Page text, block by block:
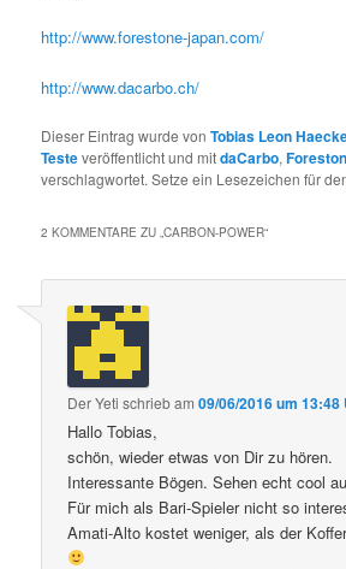
http://www.forestone-japan.com/
http://www.dacarbo.ch/
Dieser Eintrag wurde vonTobias Leon
Testeveröffentlicht und mitdaCarbo,
verschlagwortet. Setze ein Lesezeichen für
2 KOMMENTARE ZU „CARBON-POWER“
Der Yeti schriebam09/06/2016 um 13:48
Hallo Tobias,
schön, wieder etwas von Dir zu hören.
Interessante Bögen. Sehen echt cool
Für mich als Bari-Spieler nicht so
Amati-Alto kostet weniger, als der